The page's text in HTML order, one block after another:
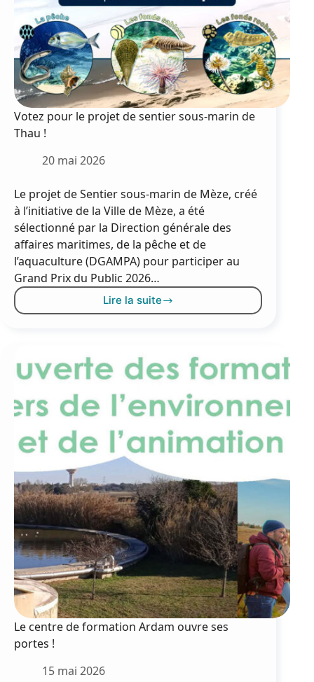
saison
Votez pour le projet de sentier sous-marin de
Thau !
20 mai 2026
Le projet de Sentier sous-marin de Mèze, créé
à l’initiative de la Ville de Mèze, a été
sélectionné par la Direction générale des
affaires maritimes, de la pêche et de
l’aquaculture (DGAMPA) pour participer au
Grand Prix du Public 2026…
Lire la suite
Votez
de
sentier
sous-
marin
Thau
!
Le centre de formation Ardam ouvre ses
portes !
15 mai 2026